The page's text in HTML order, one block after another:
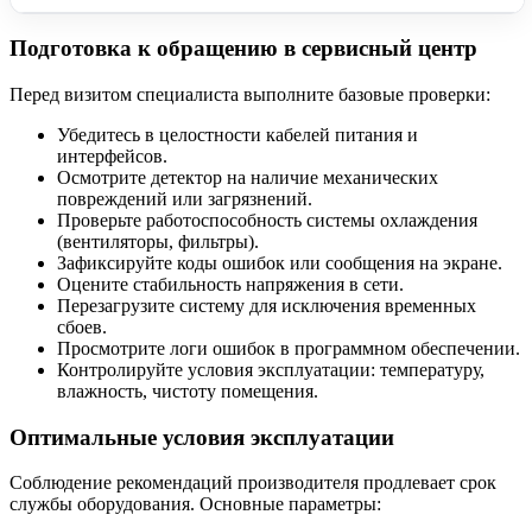
Подготовка к обращению в сервисный центр
Перед визитом специалиста выполните базовые проверки:
Убедитесь в целостности кабелей питания и
интерфейсов.
Осмотрите детектор на наличие механических
повреждений или загрязнений.
Проверьте работоспособность системы охлаждения
(вентиляторы, фильтры).
Зафиксируйте коды ошибок или сообщения на экране.
Оцените стабильность напряжения в сети.
Перезагрузите систему для исключения временных
сбоев.
Просмотрите логи ошибок в программном обеспечении.
Контролируйте условия эксплуатации: температуру,
влажность, чистоту помещения.
Оптимальные условия эксплуатации
Соблюдение рекомендаций производителя продлевает срок
службы оборудования. Основные параметры: